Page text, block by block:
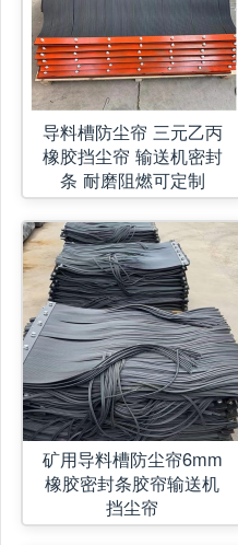
导料槽防尘帘 三元乙丙
橡胶挡尘帘 输送机密封
条 耐磨阻燃可定制
矿用导料槽防尘帘6mm
橡胶密封条胶帘输送机
挡尘帘